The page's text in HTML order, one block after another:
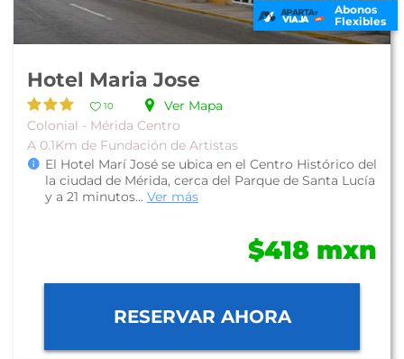
Abonos
Flexibles
Hotel Maria Jose
10
Ver Mapa
Colonial - Mérida Centro
A 0.1Km de Fundación de Artistas
El Hotel Marí José se ubica en el Centro Histórico del
la ciudad de Mérida, cerca del Parque de Santa Lucía
y a 21 minutos... Ver más
$418 mxn
RESERVAR AHORA